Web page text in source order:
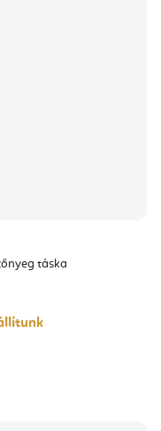
táska